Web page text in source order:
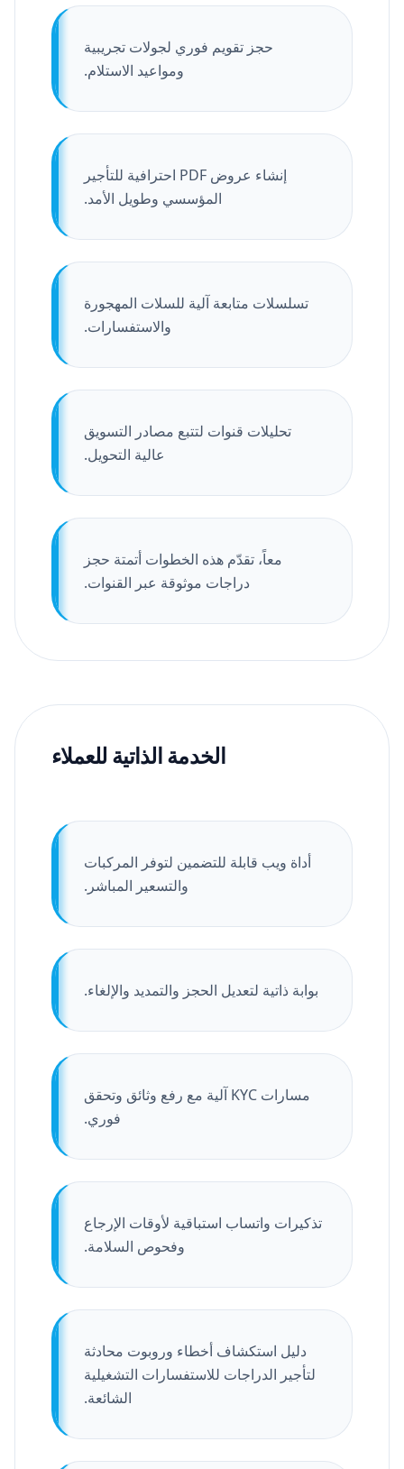
حجز تقويم فوري لجولات تجريبية
ومواعيد الاستلام.
إنشاء عروض PDF احترافية للتأجير
المؤسسي وطويل الأمد.
تسلسلات متابعة آلية للسلات المهجورة
والاستفسارات.
تحليلات قنوات لتتبع مصادر التسويق
عالية التحويل.
معاً، تقدّم هذه الخطوات أتمتة حجز
دراجات موثوقة عبر القنوات.
الخدمة الذاتية للعملاء
أداة ويب قابلة للتضمين لتوفر المركبات
والتسعير المباشر.
بوابة ذاتية لتعديل الحجز والتمديد والإلغاء.
مسارات KYC آلية مع رفع وثائق وتحقق
فوري.
تذكيرات واتساب استباقية لأوقات الإرجاع
وفحوص السلامة.
دليل استكشاف أخطاء وروبوت محادثة
لتأجير الدراجات للاستفسارات التشغيلية
الشائعة.